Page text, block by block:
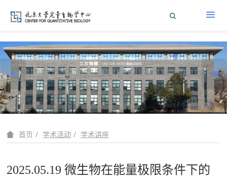
首页 学术活动 学术讲座
2025.05.19 微生物在能量极限条件下的